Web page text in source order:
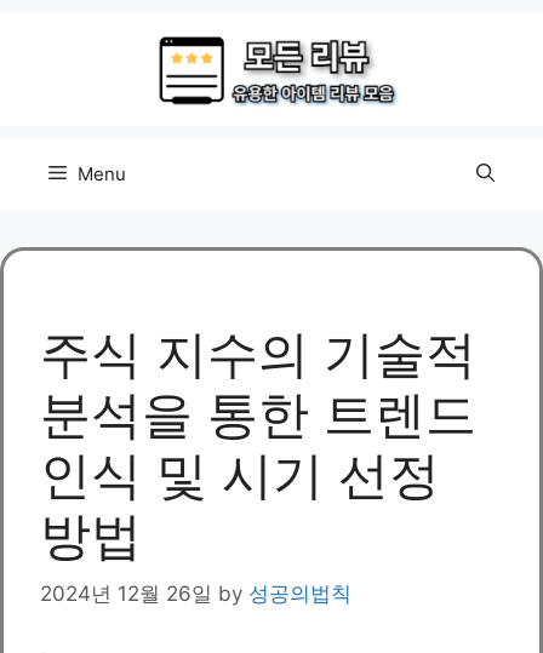
Menu
주식 지수의 기술적
분석을 통한 트렌드
인식 및 시기 선정
방법
2024년 12월 26일 by 성공의법칙